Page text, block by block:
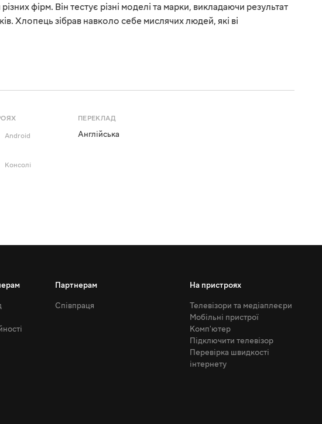
фірм. Він тестує різні моделі та марки, викладаючи результат
Хлопець зібрав навколо себе мислячих людей, які ві
Android
Консолі
ПЕРЕКЛАД
Англійська
Партнерам
Співпраця
На пристроях
Телевізори та медіаплеєри
Мобільні пристрої
Комп'ютер
Підключити телевізор
Перевірка швидкості
інтернету